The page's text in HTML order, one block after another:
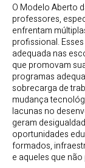
O Modelo Aberto
professores,
enfrentam
profissional.
adequada nas
que promovam
programas
sobrecarga de
mudança
lacunas no
geram
oportunidades
formados,
e aqueles que